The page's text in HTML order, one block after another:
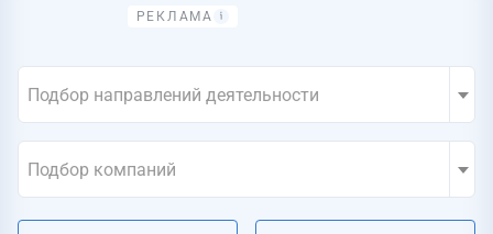
Подбор направлений деятельности
Подбор компаний